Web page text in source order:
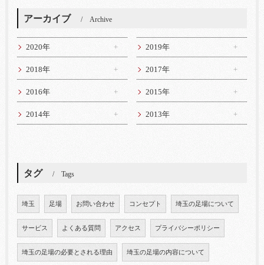
アーカイブ Archive
2020年 2019年
2018年 2017年
2016年 2015年
2014年 2013年
タグ Tags
埼玉 足場 お問い合わせ コンセプト 埼玉の足場について
サービス よくある質問 アクセス プライバシーポリシー
埼玉の足場の必要とされる理由 埼玉の足場の内容について